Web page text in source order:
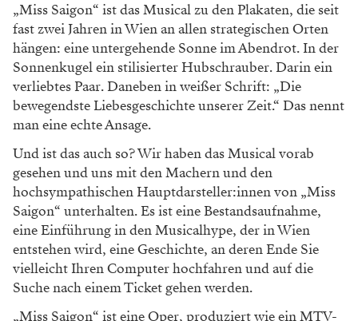
„Miss Saigon“ ist das Musical zu den Plakaten, die seit
fast zwei Jahren in Wien an allen strategischen Orten
hängen: eine untergehende Sonne im Abendrot. In der
Sonnenkugel ein stilisierter Hubschrauber. Darin ein
verliebtes Paar. Daneben in weißer Schrift: „Die
bewegendste Liebesgeschichte unserer Zeit.“ Das nennt
man eine echte Ansage.
Und ist das auch so? Wir haben das Musical vorab
gesehen und uns mit den Machern und den
hochsympathischen Hauptdarsteller:innen von „Miss
Saigon“ unterhalten. Es ist eine Bestandsaufnahme,
eine Einführung in den Musicalhype, der in Wien
entstehen wird, eine Geschichte, an deren Ende Sie
vielleicht Ihren Computer hochfahren und auf die
Suche nach einem Ticket gehen werden.
„Miss Saigon“ ist eine Oper, produziert wie ein MTV-